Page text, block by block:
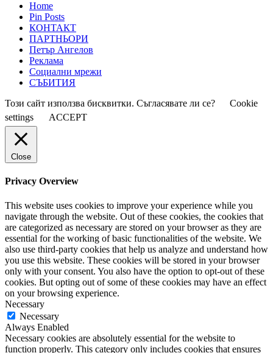
Home
Pin Posts
КОНТАКТ
ПАРТНЬОРИ
Петър Ангелов
Реклама
Социални мрежи
СЪБИТИЯ
Този сайт използва бисквитки. Съгласявате ли се?
Cookie
settings
ACCEPT
Close
Privacy Overview
This website uses cookies to improve your experience while you
navigate through the website. Out of these cookies, the cookies that
are categorized as necessary are stored on your browser as they are
essential for the working of basic functionalities of the website. We
also use third-party cookies that help us analyze and understand how
you use this website. These cookies will be stored in your browser
only with your consent. You also have the option to opt-out of these
cookies. But opting out of some of these cookies may have an effect
on your browsing experience.
Necessary
Necessary
Always Enabled
Necessary cookies are absolutely essential for the website to
function properly. This category only includes cookies that ensures